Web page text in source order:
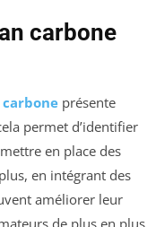
carbone
présente
permet d’identifier
en place des
en intégrant des
améliorer leur